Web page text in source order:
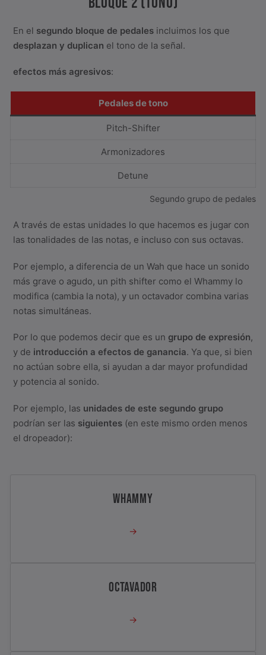
En el segundo bloque de pedales incluimos los que
desplazan y duplican el tono de la señal.
efectos más agresivos:
Pedales de tono
Pitch-Shifter
Armonizadores
Detune
Segundo grupo de pedales
A través de estas unidades lo que hacemos es jugar con
las tonalidades de las notas, e incluso con sus octavas.
Por ejemplo, a diferencia de un Wah que hace un sonido
más grave o agudo, un pith shifter como el Whammy lo
modifica (cambia la nota), y un octavador combina varias
notas simultáneas.
Por lo que podemos decir que es un grupo de expresión,
y de introducción a efectos de ganancia. Ya que, si bien
no actúan sobre ella, si ayudan a dar mayor profundidad
y potencia al sonido.
Por ejemplo, las unidades de este segundo grupo
podrían ser las siguientes (en este mismo orden menos
el dropeador):
WHAMMY
→
OCTAVADOR
→